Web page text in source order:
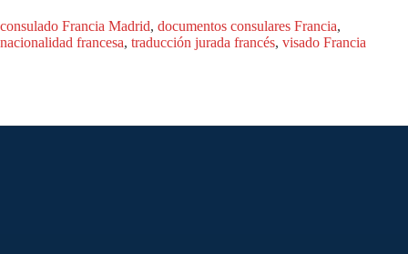
consulado Francia Madrid, documentos consulares Francia
nacionalidad francesa, traducción jurada francés, visado Francia